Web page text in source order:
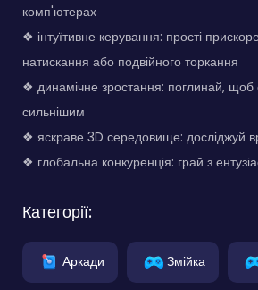
комп'ютерах
❖ інтуїтивне керування: прості
натискання або подвійного торкання
❖ динамічне зростання: поглинай, щоб
сильнішим
❖ яскраве 3D середовище: досліджуй
❖ глобальна конкуренція: грай з
Категорії:
Аркади Змійка